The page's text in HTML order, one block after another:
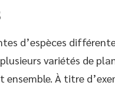
d’espèces
variétés de
À titre